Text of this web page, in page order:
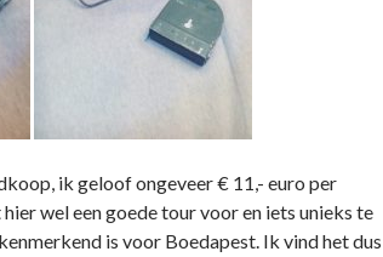
ik geloof ongeveer € 11,- euro per
wel een goede tour voor en iets unieks te
is voor Boedapest. Ik vind het dus